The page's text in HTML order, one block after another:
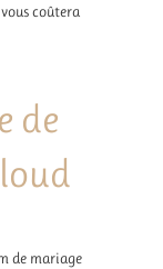
coûtera
de
de mariage